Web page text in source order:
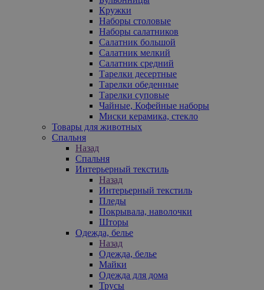
Кружки
Наборы столовые
Наборы салатников
Салатник большой
Салатник мелкий
Салатник средний
Тарелки десертные
Тарелки обеденные
Тарелки суповые
Чайные, Кофейные наборы
Миски керамика, стекло
Товары для животных
Спальня
Назад
Спальня
Интерьерный текстиль
Назад
Интерьерный текстиль
Пледы
Покрывала, наволочки
Шторы
Одежда, белье
Назад
Одежда, белье
Майки
Одежда для дома
Трусы